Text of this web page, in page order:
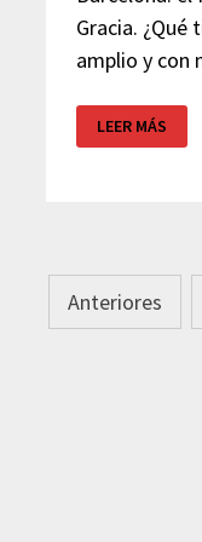
Gracia. ¿Qué
amplio y con
FLAX
&
KALE
LEER MÁS
de
Anteriores